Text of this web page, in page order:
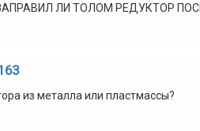
ЗАПРАВИЛ ЛИ ТОЛОМ РЕДУКТОР
из металла или пластмассы?